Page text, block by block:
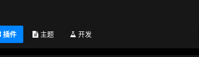
插件 主题 开发